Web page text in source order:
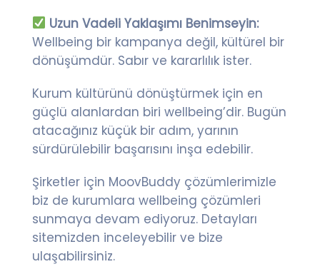
Uzun Vadeli Yaklaşımı Benimseyin:
Wellbeing bir kampanya değil, kültürel bir
dönüşümdür. Sabır ve kararlılık ister.
Kurum kültürünü dönüştürmek için en
güçlü alanlardan biri wellbeing’dir. Bugün
atacağınız küçük bir adım, yarının
sürdürülebilir başarısını inşa edebilir.
Şirketler için MoovBuddy çözümlerimizle
biz de kurumlara wellbeing çözümleri
sunmaya devam ediyoruz. Detayları
sitemizden inceleyebilir ve bize
ulaşabilirsiniz.